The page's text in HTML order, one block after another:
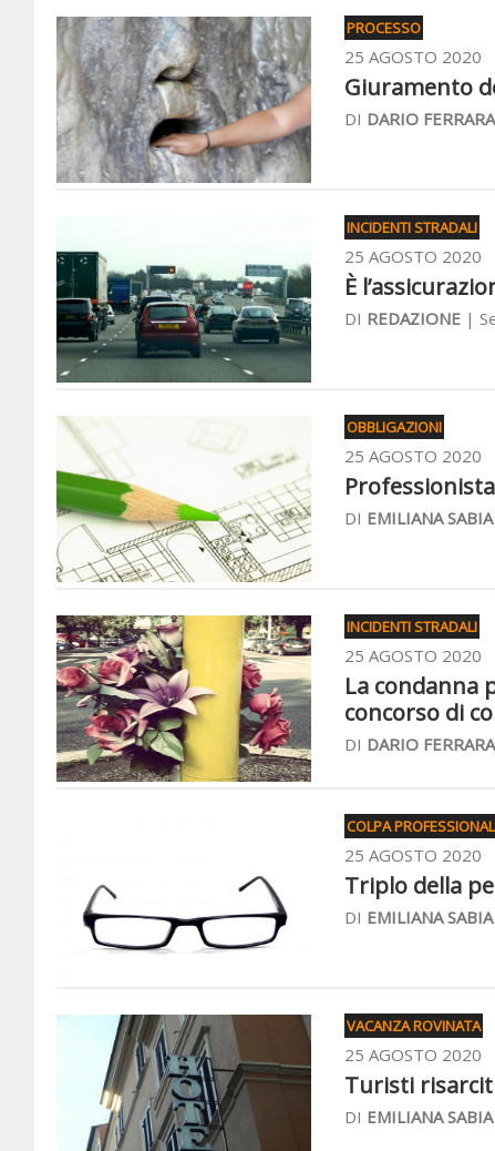
PROCESSO
25 AGOSTO 2020
Giuramento
DI DARIO FERRARA
INCIDENTI STRADALI
25 AGOSTO 2020
È
DI REDAZIONE |
OBBLIGAZIONI
25 AGOSTO 2020
DI EMILIANA SABIA
INCIDENTI STRADALI
25 AGOSTO 2020
La condanna
concorso di
DI DARIO FERRARA
COLPA
25 AGOSTO 2020
Triplo della
DI EMILIANA SABIA
VACANZA ROVINATA
25 AGOSTO 2020
Turisti
DI EMILIANA SABIA